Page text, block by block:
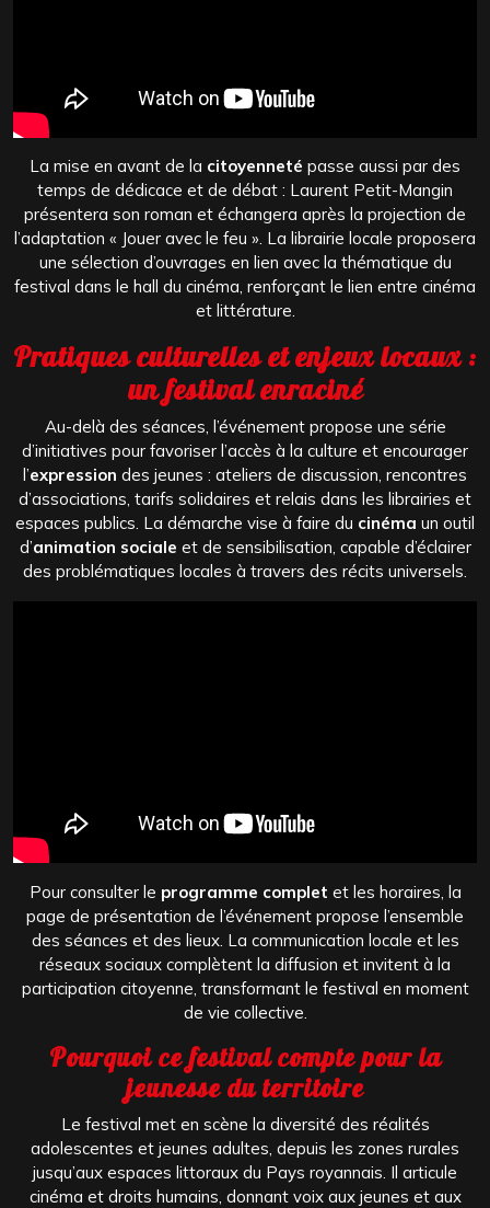
La mise en avant de la citoyenneté passe aussi par des
temps de dédicace et de débat : Laurent Petit-Mangin
présentera son roman et échangera après la projection de
l’adaptation « Jouer avec le feu ». La librairie locale proposera
une sélection d’ouvrages en lien avec la thématique du
festival dans le hall du cinéma, renforçant le lien entre cinéma
et littérature.
Pratiques culturelles et enjeux locaux :
un festival enraciné
Au-delà des séances, l’événement propose une série
d’initiatives pour favoriser l’accès à la culture et encourager
l’expression des jeunes : ateliers de discussion, rencontres
d’associations, tarifs solidaires et relais dans les librairies et
espaces publics. La démarche vise à faire du cinéma un outil
d’animation sociale et de sensibilisation, capable d’éclairer
des problématiques locales à travers des récits universels.
Pour consulter le programme complet et les horaires, la
page de présentation de l’événement propose l’ensemble
des séances et des lieux. La communication locale et les
réseaux sociaux complètent la diffusion et invitent à la
participation citoyenne, transformant le festival en moment
de vie collective.
Pourquoi ce festival compte pour la
jeunesse du territoire
Le festival met en scène la diversité des réalités
adolescentes et jeunes adultes, depuis les zones rurales
jusqu’aux espaces littoraux du Pays royannais. Il articule
cinéma et droits humains, donnant voix aux jeunes et aux